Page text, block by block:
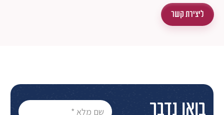
ליצירת קשר
בואו נדבר